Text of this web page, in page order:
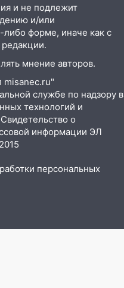
и не подлежит
и/или
либо форме, иначе как с
мнение авторов.
misanec.ru"
службе по надзору в
технологий и
о
информации ЭЛ
персональных